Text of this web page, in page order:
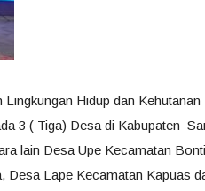
Hidup dan
3 ( Tiga) Desa di Kabupaten
lain Desa Upe Kecamatan
Desa Lape Kecamatan Kapuas